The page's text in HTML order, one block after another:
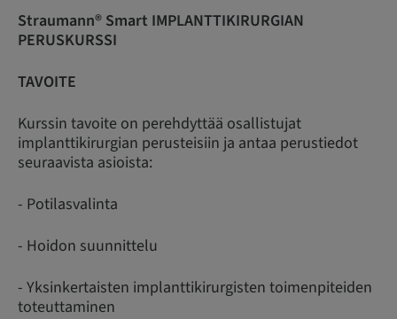
Straumann® Smart IMPLANTTIKIRURGIAN
PERUSKURSSI
TAVOITE
Kurssin tavoite on perehdyttää osallistujat
implanttikirurgian perusteisiin ja antaa perustiedot
seuraavista asioista:
- Potilasvalinta
- Hoidon suunnittelu
- Yksinkertaisten implanttikirurgisten toimenpiteiden
toteuttaminen